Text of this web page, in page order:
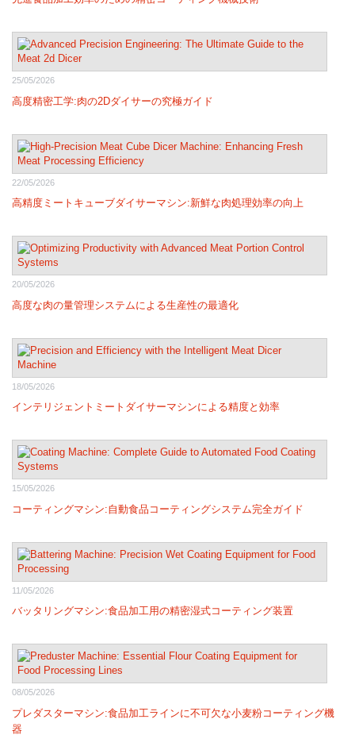
25/05/2026
高度精密工学:肉の2Dダイサーの究極ガイド
22/05/2026
高精度ミートキューブダイサーマシン:新鮮な肉処理効率の向上
20/05/2026
高度な肉の量管理システムによる生産性の最適化
18/05/2026
インテリジェントミートダイサーマシンによる精度と効率
15/05/2026
コーティングマシン:自動食品コーティングシステム完全ガイド
11/05/2026
バッタリングマシン:食品加工用の精密湿式コーティング装置
08/05/2026
プレダスターマシン:食品加工ラインに不可欠な小麦粉コーティング機
器